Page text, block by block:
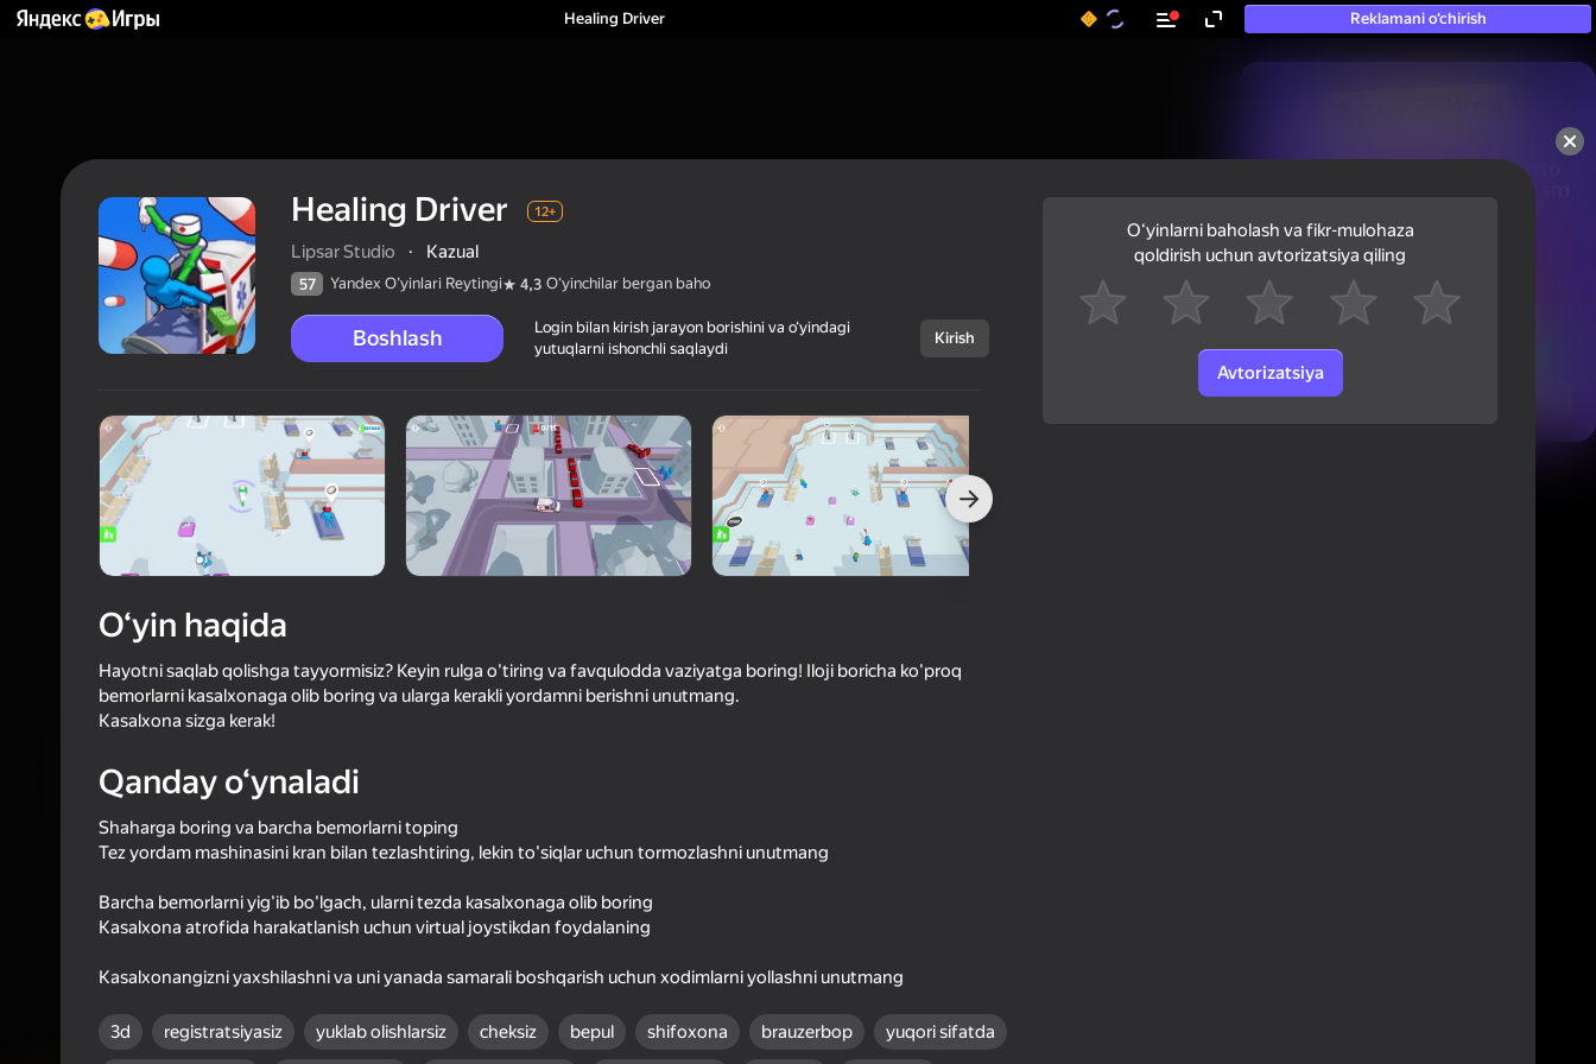
Healing Driver Reklamani o‘chirish
50+ eng yaxshi o‘yinlar, hatto
«o‘ynamaydigan» odamlar ham
Bekor qilish
Healing Driver 12+
Lipsar Studio
Kazual
57 Yandex O'yinlari Reytingi
4,3 Oʻyinchilar bergan baho
Boshlash
Healing Driver 12+
Lipsar Studio · Kazual
57 Yandex O'yinlari Reytingi 4,3 Oʻyinchilar bergan baho
Boshlash
Login bilan kirish jarayon borishini va o‘yindagi
yutuqlarni ishonchli saqlaydi
Kirish
O‘yin haqida
Hayotni saqlab qolishga tayyormisiz? Keyin rulga o'tiring va favqulodda vaziyatga boring! Iloji boricha ko'proq
bemorlarni kasalxonaga olib boring va ularga kerakli yordamni berishni unutmang.
Kasalxona sizga kerak!
Qanday o‘ynaladi
Shaharga boring va barcha bemorlarni toping
Tez yordam mashinasini kran bilan tezlashtiring, lekin to'siqlar uchun tormozlashni unutmang
Barcha bemorlarni yig'ib bo'lgach, ularni tezda kasalxonaga olib boring
Kasalxona atrofida harakatlanish uchun virtual joystikdan foydalaning
Kasalxonangizni yaxshilashni va uni yanada samarali boshqarish uchun xodimlarni yollashni unutmang
3d registratsiyasiz yuklab olishlarsiz cheksiz bepul shifoxona brauzerbop yuqori sifatda
Oʻyinlarni baholash va fikr-mulohaza
qoldirish uchun avtorizatsiya qiling
Avtorizatsiya